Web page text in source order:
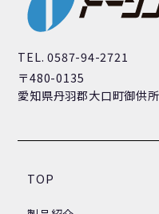
TEL. 0587-94-2721
〒480-0135
愛知県丹羽郡大口町御供
TOP